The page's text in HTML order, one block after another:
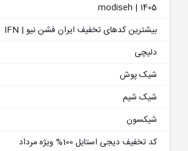
1405 | modiseh
بیشترین کدهای تخفیف ایران فشن نیو | IFN
دلیچی
شیک پوش
شیک شیم
شیکسون
کد تخفیف دیجی استایل 100% ویژه مرداد